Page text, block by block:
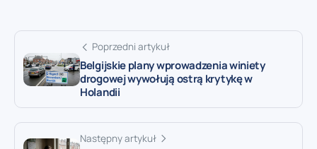
Poprzedni artykuł
Belgijskie plany wprowadzenia winiety
drogowej wywołują ostrą krytykę w
Holandii
Następny artykuł